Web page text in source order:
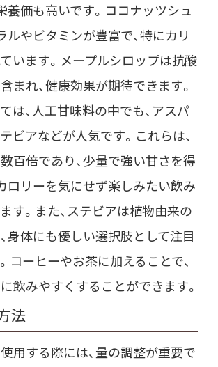
養価も高いです。ココナッツシュ
ルやビタミンが豊富で、特にカリ
います。メープルシロップは抗酸
まれ、健康効果が期待できます。
は、人工甘味料の中でも、アスパ
ビアなどが人気です。これらは、
百倍であり、少量で強い甘さを得
ロリーを気にせず楽しみたい飲み
す。また、ステビアは植物由来の
身体にも優しい選択肢として注目
コーヒーやお茶に加えることで、
飲みやすくすることができます。
法
用する際には、量の調整が重要で